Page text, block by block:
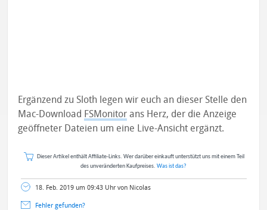
Ergänzend zu Sloth legen wir euch an dieser Stelle den
Mac-Download FSMonitor ans Herz, der die Anzeige
geöffneter Dateien um eine Live-Ansicht ergänzt.
Dieser Artikel enthält Affiliate-Links. Wer darüber einkauft unterstützt uns mit einem Teil
des unveränderten Kaufpreises. Was ist das?
18. Feb. 2019 um 09:43 Uhr von Nicolas
Fehler gefunden?